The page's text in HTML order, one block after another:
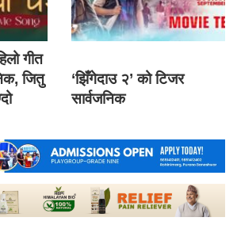
गीत
जितु
‘झिँगेदाउ २’ को टिजर
सार्वजनिक